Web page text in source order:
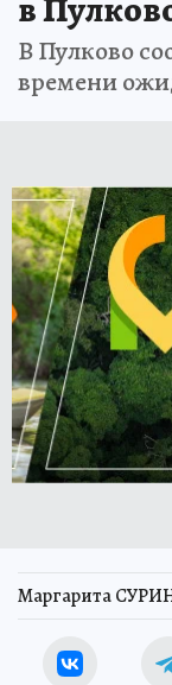
в
В Пулково
времени
Маргарита